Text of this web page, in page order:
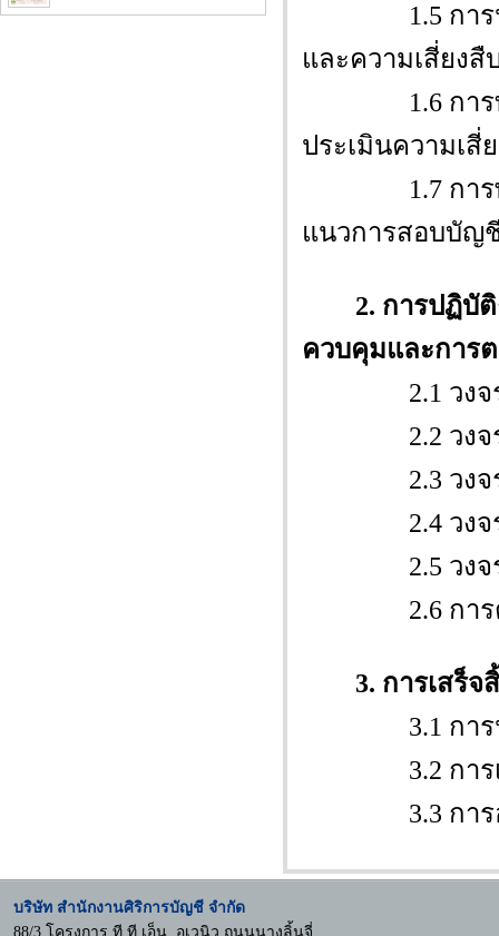
1.5 การประ
และความเสี่ยงสื
1.6 การทำค
ประเมินความเสี่
1.7 การพัฒน
แนวการสอบบัญ
2. การปฏิบั
ควบคุมและการ
2.1 วงจร
2.2 วงจรร
2.3 วงจร
2.4 วงจรก
2.5 วงจรก
2.6 การตร
3. การเสร็
3.1 การประ
3.2 การเสน
3.3 การออ
บริษัท สำนักงานศิริการบัญชี จำกัด
88/3 โครงการ ที.ที.เอ็น. อเวนิว ถนนนางลิ้นจี่